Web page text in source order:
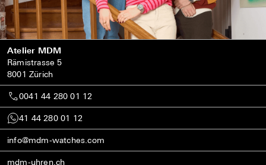
Atelier MDM
Rämistrasse 5
8001 Zürich
0041 44 280 01 12
41 44 280 01 12
info@mdm-watches.com
mdm-uhren.ch